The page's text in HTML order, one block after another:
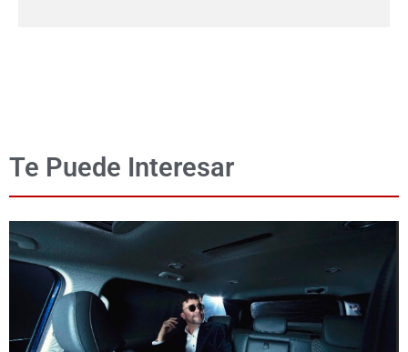
Te Puede Interesar